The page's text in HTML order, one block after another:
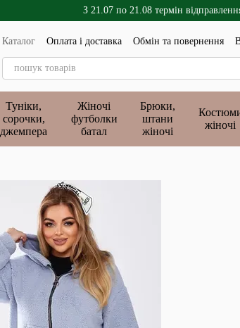
З 21.07 по 21.08 термін
Каталог Оплата і доставка Обмін та повернення
Публічний договір
Туніки,
сорочки,
джемпера
Жіночі
футболки
батал
Брюки,
штани
жіночі
жіночі